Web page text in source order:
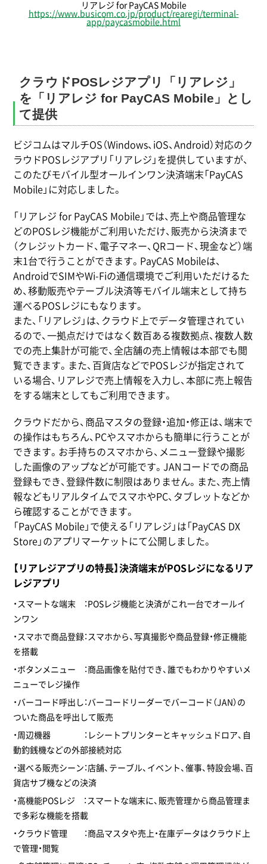
リアレジ for PayCAS Mobile
https://www.busicom.co.jp/product/rearegi/terminal-
app/paycasmobile.html
クラウドPOSレジアプリ「リアレジ」
を「リアレジ for PayCAS Mobile」とし
て提供
ビジコムはマルチOS（Windows、iOS、Android）対応のク
ラウドPOSレジアプリ「リアレジ」を提供していますが、
このたびモバイル型オールインワン決済端末「PayCAS
Mobile」に対応しました。
「リアレジ for PayCAS Mobile」では、売上や商品管理な
どのPOSレジ機能がご利用いただけ、販売から決済まで
（クレジットカード、電子マネー、QRコード、現金など）端
末1台で行うことができます。PayCAS Mobileは、
AndroidでSIMやWi-Fiの通信環境でご利用いただけるた
め、移動販売やテーブル決済等モバイル端末として持ち
運べるPOSレジにもなります。
また、「リアレジ」は、クラウド上でデータ管理されてい
るので、一拠点だけではなく数百ある複数拠点、複数人数
での売上集計が可能で、全店舗の売上情報は本部でも閲
覧できます。また、百貨店などでPOSレジが指定されて
いる場合、リアレジで売上情報を入力し、本部に売上報告
をする端末としてもご利用できます。
クラウドだから、商品マスタの登録・追加・修正は、端末で
の操作はもちろん、PCやスマホからも簡単に行うことが
できます。お手持ちのスマホから、メニュー登録や撮影
した画像のアップなどが可能です。JANコードでの商品
登録もでき、登録件数に制限はありません。また、売上情
報などもリアルタイムでスマホやPC、タブレットなどか
ら確認することができます。
「PayCAS Mobile」で使える「リアレジ」は「PayCAS DX
Store」のアプリマーケットにて公開しました。
【リアレジアプリの特長】決済端末がPOSレジになるリア
レジアプリ
・スマートな端末 ：POSレジ機能と決済がこれ一台でオールイ
ンワン
・スマホで商品登録：スマホから、写真撮影や商品登録・修正機能
を搭載
・ボタンメニュー ：商品画像を貼付でき、誰でもわかりやすいメ
ニューでレジ操作
・バーコード呼出し：バーコードリーダーでバーコード（JAN）の
ついた商品を呼出して販売
・周辺機器 ：レシートプリンターとキャッシュドロア、自
動釣銭機などの外部接続対応
・選べる販売シーン：店舗、テーブル、イベント、催事、特設会場、百
貨店サブ機などの決済
・高機能POSレジ ：スマートな端末に、販売管理から商品管理ま
で多彩な機能を搭載
・クラウド管理 ：商品マスタや売上・在庫データはクラウド上
で管理・閲覧